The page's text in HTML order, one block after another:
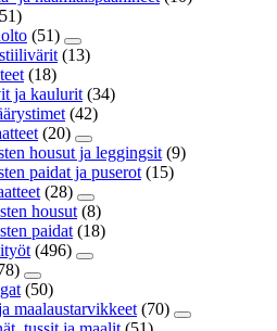
(51)
(13)
(18)
ja kaulurit (34)
(42)
(20)
housut ja leggingsit (9)
paidat ja puserot (15)
(28)
housut (8)
paidat (18)
(496)
(50)
maalaustarvikkeet (70)